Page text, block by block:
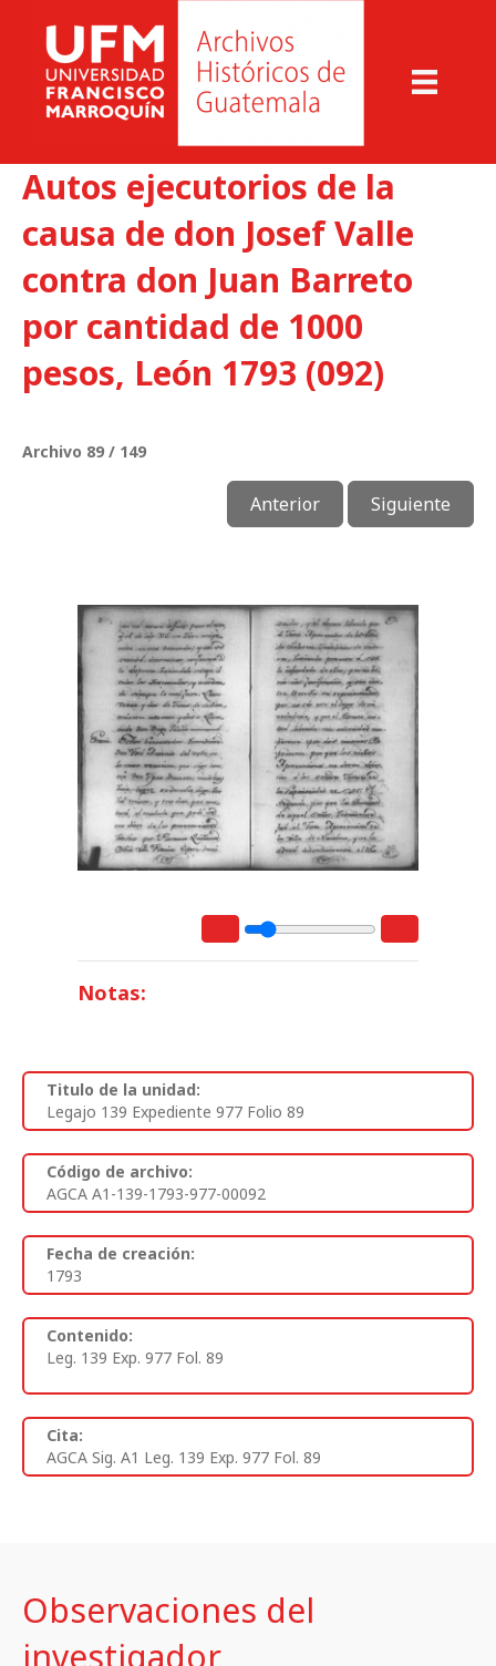
Autos ejecutorios de la
causa de don Josef Valle
contra don Juan Barreto
por cantidad de 1000
pesos, León 1793 (092)
Archivo 89 / 149
Anterior Siguiente
Notas:
Titulo de la unidad:
Legajo 139 Expediente 977 Folio 89
Código de archivo:
AGCA A1-139-1793-977-00092
Fecha de creación:
1793
Contenido:
Leg. 139 Exp. 977 Fol. 89
Cita:
AGCA Sig. A1 Leg. 139 Exp. 977 Fol. 89
Observaciones del